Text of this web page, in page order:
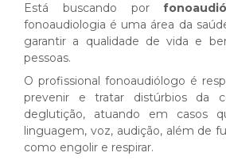
Está buscando por
fonoaudiologia é uma área da
garantir a qualidade de vida e
pessoas.
O profissional fonoaudiólogo é
prevenir e tratar distúrbios da
deglutição, atuando em casos
linguagem, voz, audição, além de
como engolir e respirar.